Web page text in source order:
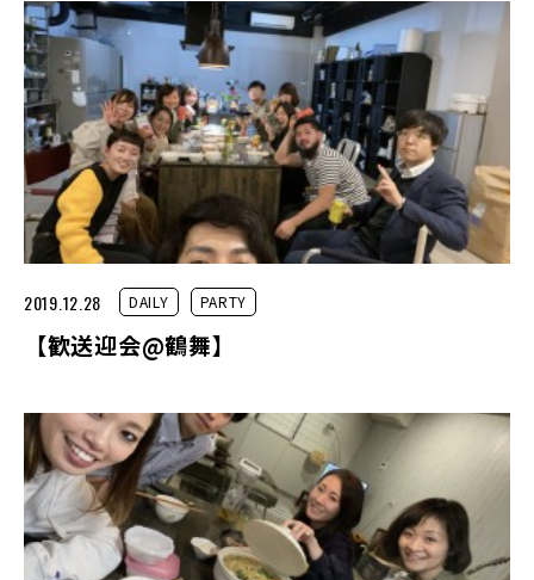
2019.12.28 DAILY PARTY
【歓送迎会@鶴舞】